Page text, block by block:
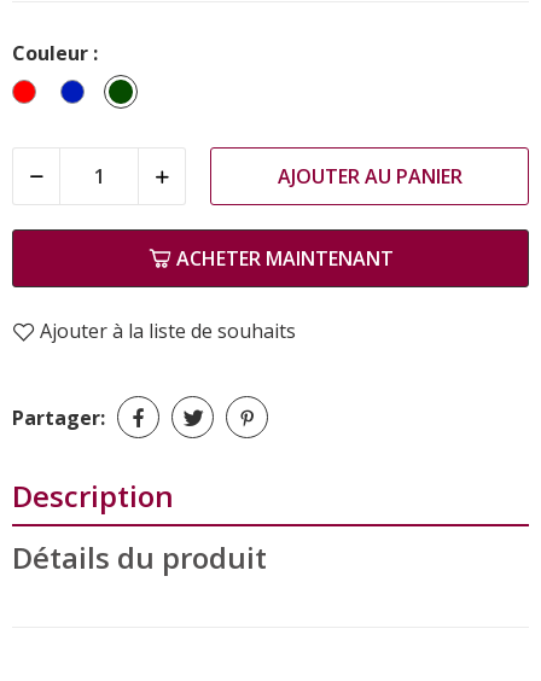
Couleur :
RougeBleu Vert
AJOUTER AU PANIER
ACHETER MAINTENANT
Ajouter à la liste de souhaits
Partager:
Description
Détails du produit